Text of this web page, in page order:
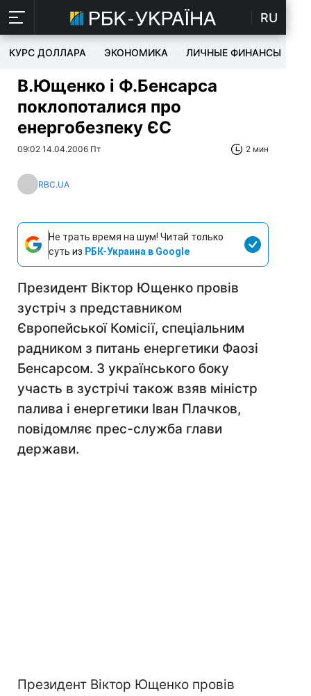
RU
КУРС ДОЛЛАРА ЭКОНОМИКА ЛИЧНЫЕ ФИНАНСЫ
В.Ющенко і Ф.Бенсарса
поклопоталися про
енергобезпеку ЄС
09:02 14.04.2006 Пт 2 мин
RBC.UA
Не трать время на шум! Читай только
суть из РБК-Украина в Google
Президент Віктор Ющенко провів
зустріч з представником
Європейської Комісії, спеціальним
радником з питань енергетики Фаозі
Бенсарсом. З українського боку
участь в зустрічі також взяв міністр
палива і енергетики Іван Плачков,
повідомляє прес-служба глави
держави.
Президент Віктор Ющенко провів